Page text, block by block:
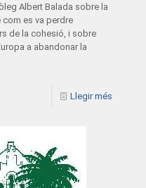
Albert Balada sobre la
com es va perdre
de la cohesió, i sobre
a abandonar la
Llegir més